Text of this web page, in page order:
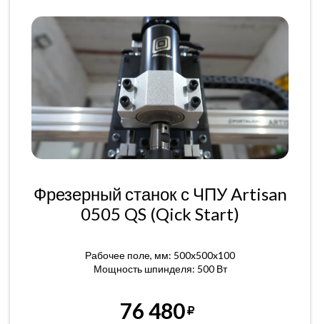
Фрезерный станок с ЧПУ Artisan
0505 QS (Qick Start)
Рабочее поле, мм: 500x500x100
Мощность шпинделя: 500 Вт
76 480